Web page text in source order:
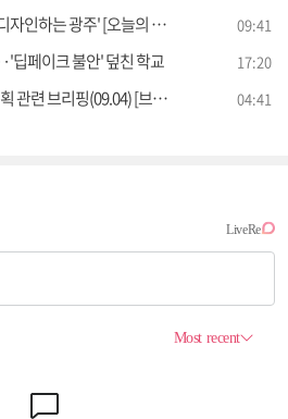
하는 광주' [오늘의 이슈] 09:41
딥페이크 불안' 덮친 학교 17:20
리핑(09.04) [브리핑 인사이트] 04:41